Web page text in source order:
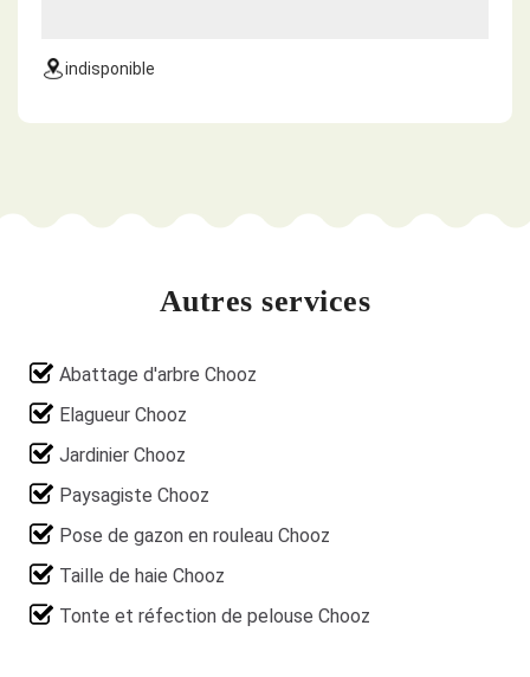
indisponible
Autres services
Abattage d'arbre Chooz
Elagueur Chooz
Jardinier Chooz
Paysagiste Chooz
Pose de gazon en rouleau Chooz
Taille de haie Chooz
Tonte et réfection de pelouse Chooz